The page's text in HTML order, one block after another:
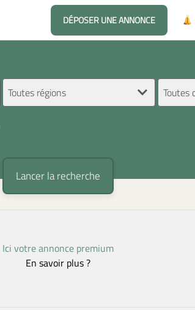
DÉPOSER UNE ANNONCE
Ici votre annonce premium
En savoir plus ?